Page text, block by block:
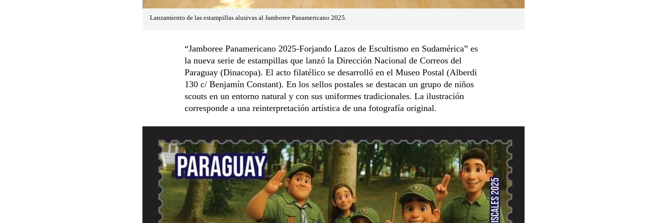
Lanzamiento de las estampillas alusivas al Jamboree Panamericano 2025.
“Jamboree Panamericano 2025-Forjando Lazos de Escultismo en Sudamérica” es
la nueva serie de estampillas que lanzó la Dirección Nacional de Correos del
Paraguay (Dinacopa). El acto filatélico se desarrolló en el Museo Postal (Alberdi
130 c/ Benjamín Constant). En los sellos postales se destacan un grupo de niños
scouts en un entorno natural y con sus uniformes tradicionales. La ilustración
corresponde a una reinterpretación artística de una fotografía original.